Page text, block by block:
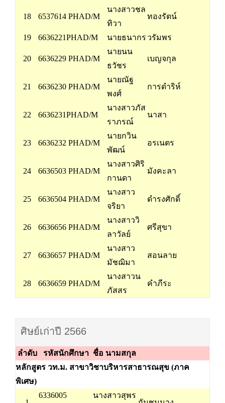
18 6537614 PHAD/M
นางสาวชล
ทิวา
ทองรัตน์
19 6636221PHAD/M นายธนากร วรัมพร
20 6636229 PHAD/M
นายนน
ธวัชร
เบญจกุล
21 6636230 PHAD/M
นายณัฐ
พงศ์
การดำริห์
22 6636231PHAD/M
นางสาวภัส
ราภรณ์
นาสา
23 6636232 PHAD/M
นายกวิน
พัฒน์
อรเนตร
24 6636503 PHAD/M
นางสาวศิริ
กานดา
มังคะลา
25 6636504 PHAD/M
นางสาว
จริยา
ดำรงศักดิ์
26 6636656 PHAD/M
นางสาววิ
ลาวัลย์
ศรีสุขา
27 6636657 PHAD/M
นางสาว
มัชฌิมา
สอนลาย
28 6636659 PHAD/M
นางสาวน
ภัสสร
คำภีระ
ศิษย์เก่าปี 2566
ลำดับ รหัสนักศึกษา ชื่อ นามสกุล
หลักสูตร วท.ม. สาขาวิชาบริหารสาธารณสุข (ภาค
พิเศษ)
6336005
นางสาวสุพร